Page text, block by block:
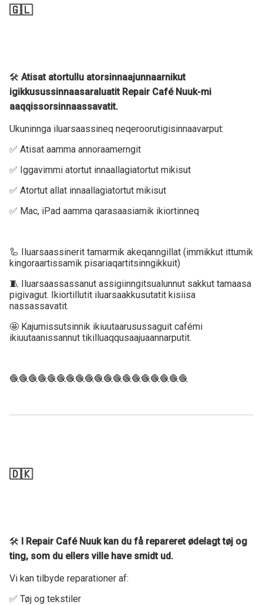
🇬🇱
🛠 Atisat atortullu atorsinnaajunnaarnikut
igikkusussinnaasaraluatit Repair Café Nuuk-mi
aaqqissorsinnaassavatit.
Ukuninnga iluarsaassineq neqeroorutigisinnaavarput:
✅ Atisat aamma annoraamerngit
✅ Iggavimmi atortut innaallagiatortut mikisut
✅ Atortut allat innaallagiatortut mikisut
✅ Mac, iPad aamma qarasaasiamik ikiortinneq
🦾 Iluarsaassinerit tamarmik akeqanngillat (immikkut ittumik
kingoraartissamik pisariaqartitsinngikkuit)
🧵 Iluarsaassassanut assigiinngitsualunnut sakkut tamaasa
pigivagut. Ikiortillutit iluarsaakkusutatit kisiisa
nassassavatit.
🤩 Kajumissutsinnik ikiuutaarusussaguit cafémi
ikiuutaanissannut tikilluaqqusaajuaannarputit.
🧶🧶🧶🧶🧶🧶🧶🧶🧶🧶🧶🧶🧶🧶🧶🧶🧶🧶🧶
🇩🇰
🛠 I Repair Café Nuuk kan du få repareret ødelagt tøj og
ting, som du ellers ville have smidt ud.
Vi kan tilbyde reparationer af:
✅ Tøj og tekstiler